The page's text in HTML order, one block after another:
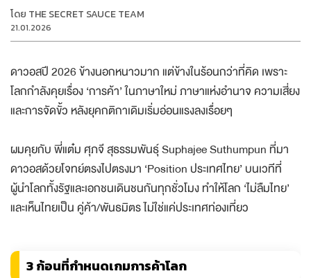
โดย THE SECRET SAUCE TEAM
21.01.2026
ดาวอสปี 2026 ข้างนอกหนาวมาก แต่ข้างในร้อนกว่าที่คิด เพราะ
โลกกำลังคุยเรื่อง ‘การค้า’ ในภาษาใหม่ ภาษาแห่งอำนาจ ความเสี่ยง
และการจัดขั้ว หลังยุคกติกาเดิมเริ่มอ่อนแรงลงเรื่อยๆ
ผมคุยกับ พี่แต๋ม ศุภจี สุธรรมพันธุ์ Suphajee Suthumpun ที่มา
ดาวอสด้วยโจทย์ตรงไปตรงมา ‘Position ประเทศไทย’ บนเวทีที่
ผู้นำโลกทั้งรัฐและเอกชนเดินชนกันทุกชั่วโมง ทำให้โลก ‘ไม่ลืมไทย’
และเห็นไทยเป็น คู่ค้า/พันธมิตร ไม่ใช่แค่ประเทศท่องเที่ยว
3 ก้อนที่กำหนดเกมการค้าโลก